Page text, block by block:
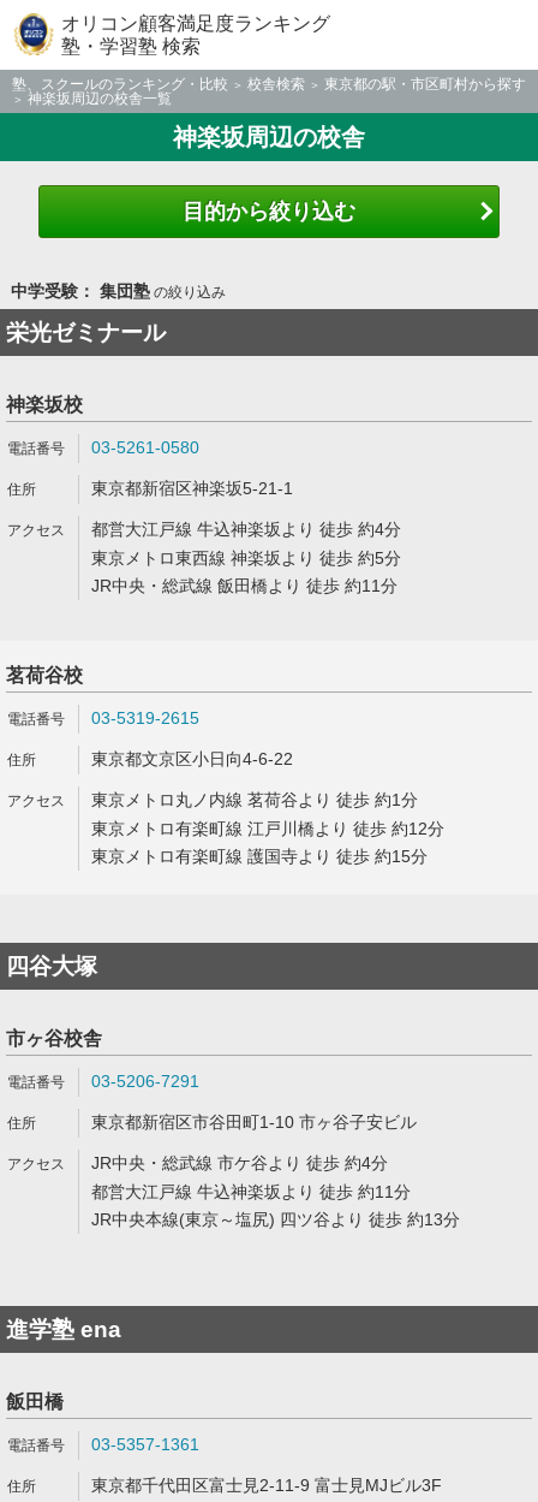
オリコン顧客満足度ランキング
塾・学習塾 検索
塾、スクールのランキング・比較 校舎検索
東京都の駅・市区町村から探す
神楽坂周辺の校舎一覧
神楽坂周辺の校舎
目的から絞り込む
中学受験： 集団塾の絞り込み
栄光ゼミナール
神楽坂校
03-5261-0580
東京都新宿区神楽坂5-21-1
都営大江戸線 牛込神楽坂より 徒歩 約4分
東京メトロ東西線 神楽坂より 徒歩 約5分
JR中央・総武線 飯田橋より 徒歩 約11分
茗荷谷校
03-5319-2615
東京都文京区小日向4-6-22
東京メトロ丸ノ内線 茗荷谷より 徒歩 約1分
東京メトロ有楽町線 江戸川橋より 徒歩 約12分
東京メトロ有楽町線 護国寺より 徒歩 約15分
四谷大塚
市ヶ谷校舎
03-5206-7291
東京都新宿区市谷田町1-10 市ヶ谷子安ビル
JR中央・総武線 市ケ谷より 徒歩 約4分
都営大江戸線 牛込神楽坂より 徒歩 約11分
JR中央本線(東京～塩尻) 四ツ谷より 徒歩 約13分
進学塾 ena
飯田橋
03-5357-1361
東京都千代田区富士見2-11-9 富士見MJビル3F